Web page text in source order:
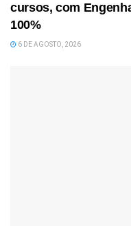
cursos, com
100%
6 DE AGOSTO, 2026